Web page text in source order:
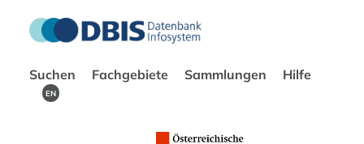
Suchen Fachgebiete Sammlungen Hilfe
EN